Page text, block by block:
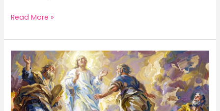
Read More »
Dengarkanlah
Dia